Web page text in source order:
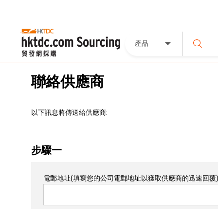
產品
聯絡供應商
以下訊息將傳送給供應商:
步驟一
電郵地址(填寫您的公司電郵地址以獲取供應商的迅速回覆)